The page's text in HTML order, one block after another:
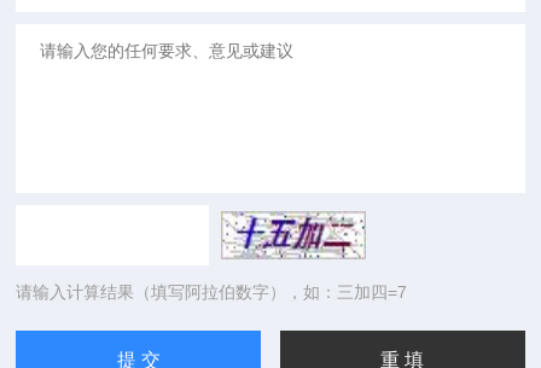
请输入计算结果（填写阿拉伯数字），如：三加四=7